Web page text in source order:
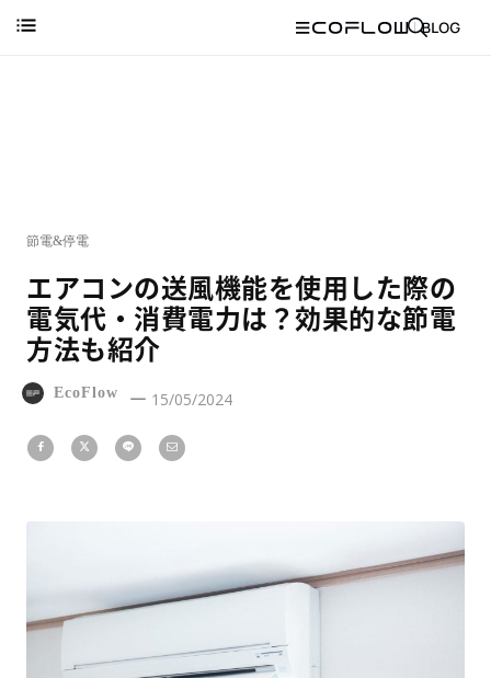
節電&停電
エアコンの送風機能を使用した際の
電気代・消費電力は？効果的な節電
方法も紹介
EcoFlow 15/05/2024